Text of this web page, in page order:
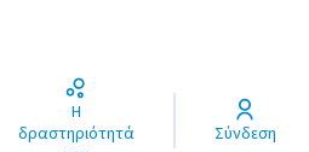
Η
δραστηριότητά
Σύνδεση